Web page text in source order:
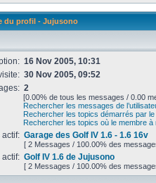
du profil - Jujusono
16 Nov 2005, 10:31
30 Nov 2005, 09:52
2
[0.00% de tous les messages / 0.00
Rechercher les messages de
Rechercher les topics démarrés par
Rechercher les topics où le membre à
actif: Garage des Golf IV 1.6 - 1.6 16v
[ 2 Messages / 100.00% des
Golf IV 1.6 de Jujusono
[ 2 Messages / 100.00% des